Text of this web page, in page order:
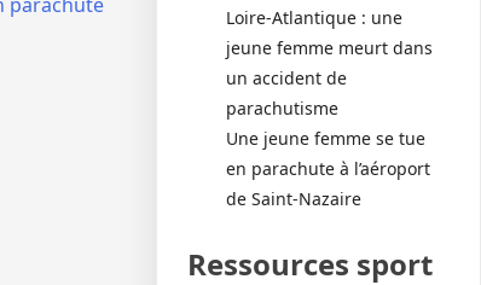
Loire-Atlantique : une
jeune femme meurt dans
un accident de
parachutisme
Une jeune femme se tue
en parachute à l’aéroport
de Saint-Nazaire
Ressources sport